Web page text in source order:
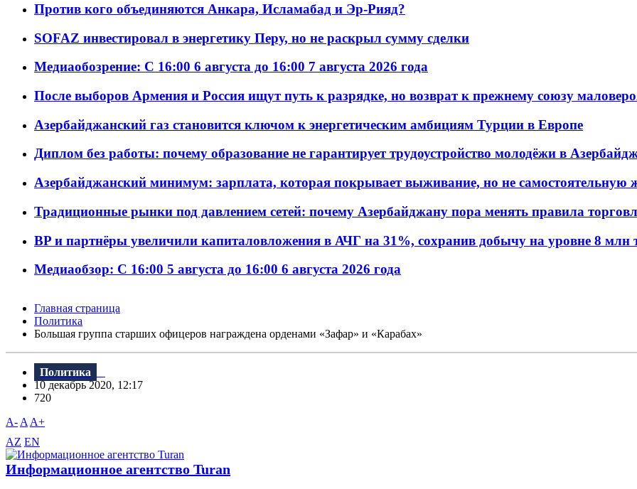
Против кого объединяются Анкара, Исламабад и Эр-Рияд?
SOFAZ инвестировал в энергетику Перу, но не раскрыл сумму сделки
Медиаобозрение: С 16:00 6 августа до 16:00 7 августа 2026 года
После выборов Армения и Россия ищут путь к разрядке, но возврат к прежнему союзу
Азербайджанский газ становится ключом к энергетическим амбициям Турции в Европе
Диплом без работы: почему образование не гарантирует трудоустройство молодёжи в
Азербайджанский минимум: зарплата, которая покрывает выживание, но не самостоятельную
Традиционные рынки под давлением сетей: почему Азербайджану пора менять правила
BP и партнёры увеличили капиталовложения в АЧГ на 31%, сохранив добычу на уровне 8 млн
Медиаобзор: С 16:00 5 августа до 16:00 6 августа 2026 года
Главная страница
Политика
Большая группа старших офицеров награждена орденами «Зафар» и «Карабах»
Политика
10 декабрь 2020, 12:17
720
A- A A+
AZ EN
Информационное агентство Turan